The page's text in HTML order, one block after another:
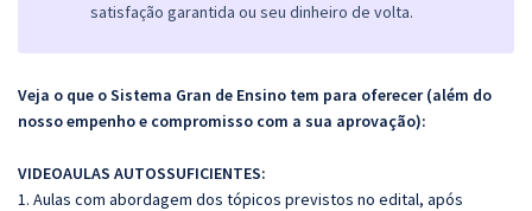
satisfação garantida ou seu dinheiro de volta.
Veja o que o Sistema Gran de Ensino tem para oferecer (além do
nosso empenho e compromisso com a sua aprovação):
VIDEOAULAS AUTOSSUFICIENTES:
1. Aulas com abordagem dos tópicos previstos no edital, após